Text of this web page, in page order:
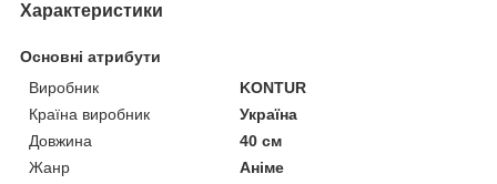
Характеристики
Основні атрибути
Виробник
KONTUR
Країна виробник
Україна
Довжина
40 см
Жанр
Аніме